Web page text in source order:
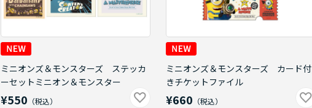
ミニオンズ＆モンスターズ ステッカ
ーセットミニオン＆モンスター
¥550
ミニオンズ＆モンスターズ カード付
きチケットファイル
¥660